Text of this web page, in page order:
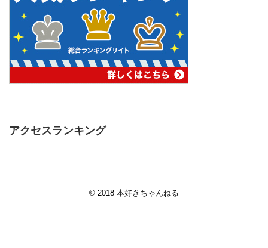
アクセスランキング
© 2018 本好きちゃんねる